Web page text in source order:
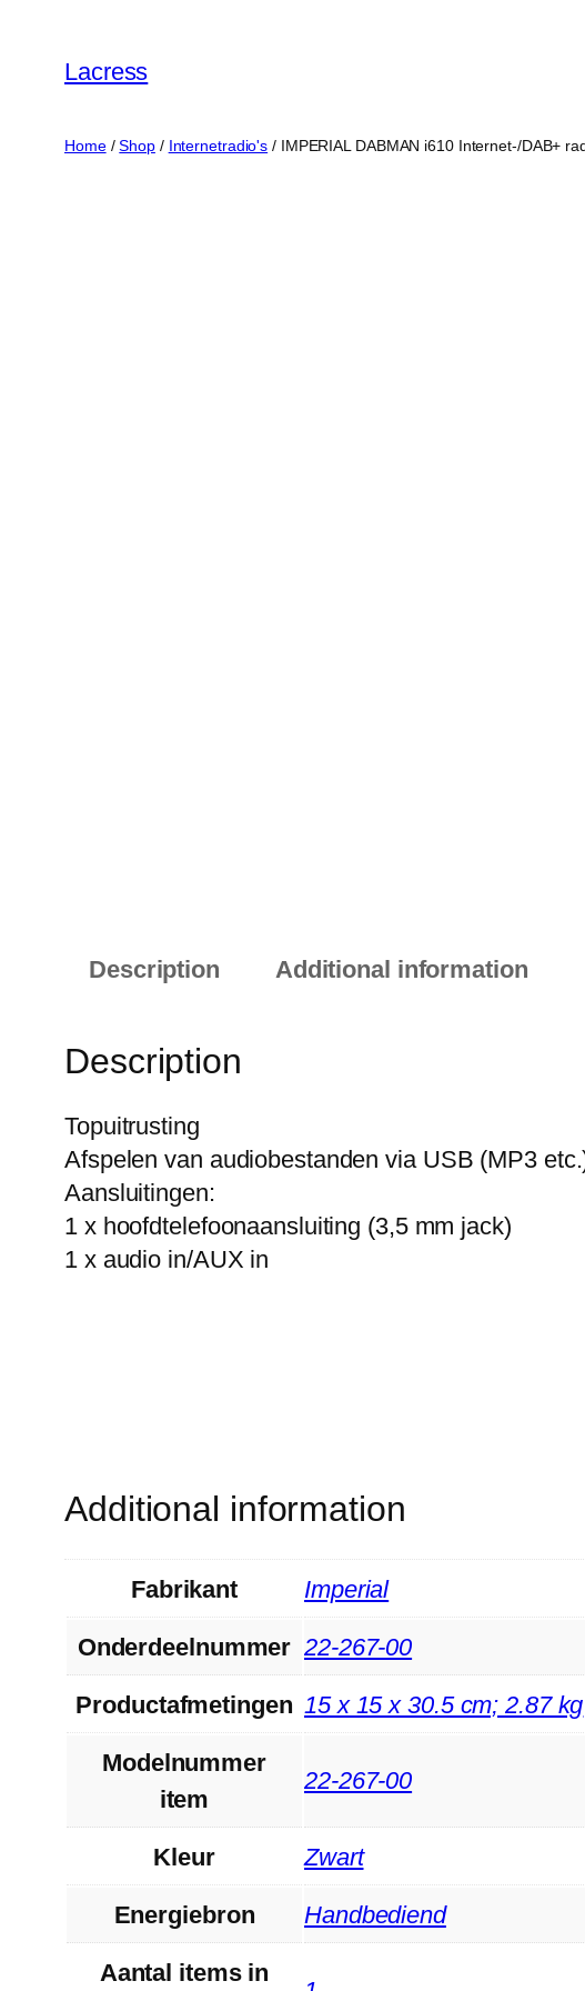
content
Lacress
Home/Shop/ Internetradio's / IMPERIAL DABMAN i610 Internet-/DAB+
Description Additional information
Description
Topuitrusting
Afspelen van audiobestanden via USB (MP3
Aansluitingen:
1 x hoofdtelefoonaansluiting (3,5 mm jack)
1 x audio in/AUX in
Additional information
Fabrikant ‎Imperial
Onderdeelnummer ‎22-267-00
Productafmetingen ‎15 x 15 x 30.5 cm; 2.87 kg
Modelnummer
item
‎22-267-00
Kleur ‎Zwart
Energiebron ‎Handbediend
Aantal items in